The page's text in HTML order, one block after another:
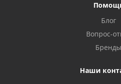
Блог
Вопрос-
Бренды
Наши